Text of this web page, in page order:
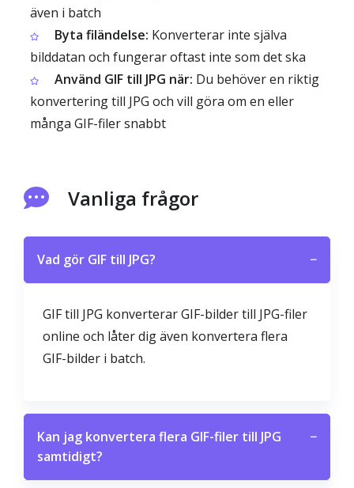
även i batch
Byta filändelse: Konverterar inte själva
bilddatan och fungerar oftast inte som det ska
Använd GIF till JPG när: Du behöver en riktig
konvertering till JPG och vill göra om en eller
många GIF-filer snabbt
Vanliga frågor
Vad gör GIF till JPG? −
GIF till JPG konverterar GIF-bilder till JPG-filer
online och låter dig även konvertera flera
GIF-bilder i batch.
Kan jag konvertera flera GIF-filer till JPG
samtidigt?
−